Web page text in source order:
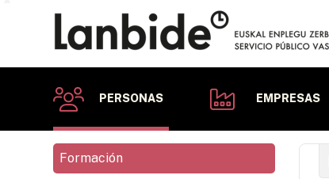
PERSONAS EMPRESAS
Formación